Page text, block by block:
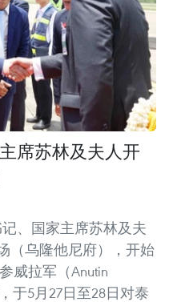
席苏林及夫人开
、国家主席苏林及夫
（乌隆他尼府），开始
威拉军（Anutin
于5月27日至28日对泰